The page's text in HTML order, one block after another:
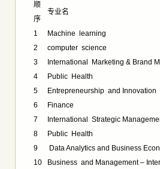
顺
序
专业名
1 Machine learning
2
computer science
3
International Marketing & Brand
4
Public Health
5
Entrepreneurship and Innovation
6
Finance
7
International Strategic
8
Public Health
9
Data Analytics and Business
10
Business and Management –